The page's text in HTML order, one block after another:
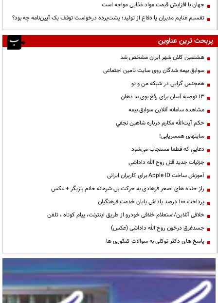
جهان با افزایش قیمت مواد غذایی مواجه است
تقسیم غنایم مدیران یا دفاع از تولید؛ پشت‌پرده درخواست توقف یک آیین‌نامه چه بود؟
پربحث ترین عناوین
هشتمین کلان شهر ایران مشخص شد
سوابق بیمه شدگان روی سایت تامین اجتماعی
همجنس گرایی در شبکه من و تو
13 توصیه آسان برای رفع بوی بد دهان
مشاهده سامانه آنلاين سوابق بیمه
حكم آيت‌الله مكارم درباره شاهين نجفي
سایتهای همسریابی!
دعايي كه قطعا مستجاب مي‌شود
جزئیات جدید قتل روح الله داداشی
آموزش ساخت Apple ID برای کاربران ایرانی
راز خنده های اصغر فرهادی به حرکت بی شرمانه خانم بازیگر + عکس
پرداخت ۱۰۰ درصد پاداش پایان خدمت فرهنگیان
خلافی آنلاین/استعلام خلافی خودرو از طریق اینترنت، پیام کوتاه ، تلفن
جسدغرق درخون روح الله داداشی (عکس)
پاسخ های دکتر توکلی به سوالات کنکوری ها